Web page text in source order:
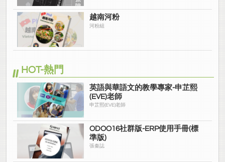
越南河粉
河粉組
HOT-熱門
英語與華語文的教學專家-申芷熙
(EVE)老師
申芷熙(EVE)老師
ODOO16社群版-ERP使用手冊(標
準版)
張秦誌